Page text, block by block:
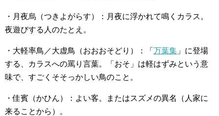
・月夜烏（つきよがらす）：月夜に浮かれて鳴くカラス。
夜遊びする人のたとえ。
・大軽率鳥／大虚鳥（おおおそどり）：「 万葉集 」に登場
する、カラスへの罵り言葉。「おそ」は軽はずみという意
味で、すごくそそっかしい鳥のこと。
・佳賓（かひん）：よい客。またはスズメの異名（人家に
来ることから）。